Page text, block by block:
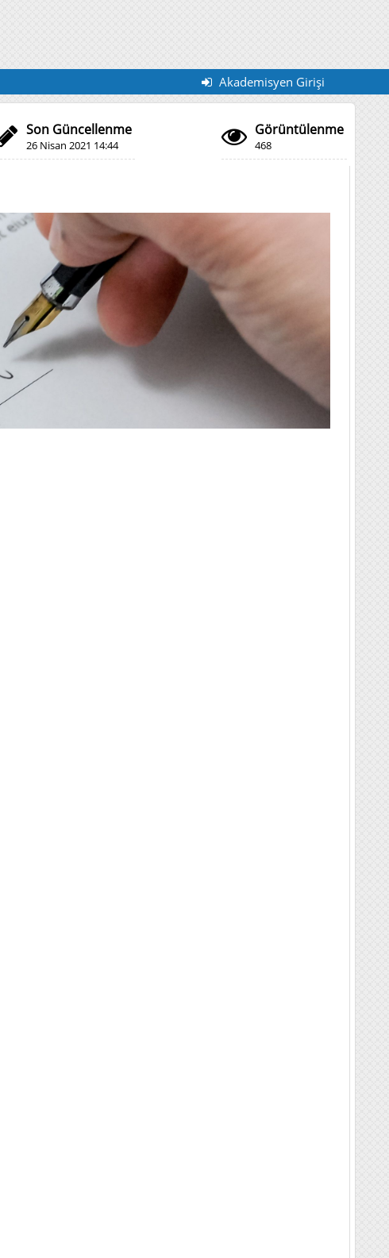
Akademisyen Girişi
Son Güncellenme
26 Nisan 2021 14:44
Görüntülenme
468